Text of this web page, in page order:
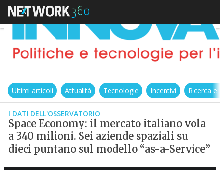
Ultimi articoli Attualità Tecnologie Incentivi Ricerca
I DATI DELL'OSSERVATORIO
Space Economy: il mercato italiano vola
a 340 milioni. Sei aziende spaziali su
dieci puntano sul modello “as-a-Service”